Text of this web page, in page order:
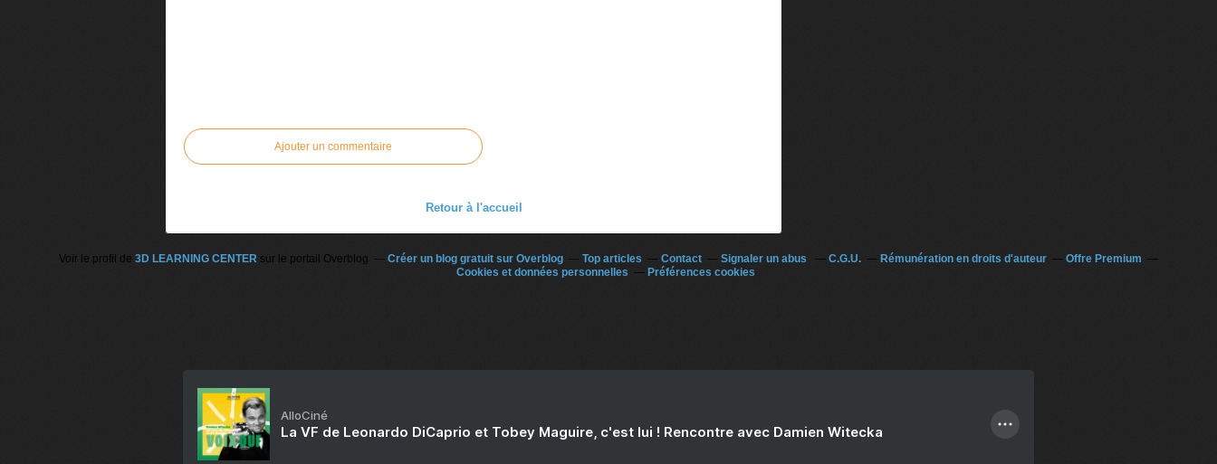
Ajouter un commentaire
Retour à l'accueil
Voir le profil de 3D LEARNING CENTER sur le portail Overblog Créer un blog gratuit sur Overblog Top articles Contact Signaler un abus C.G.U. Rémunération en droits d'auteur
Offre Premium
Cookies et données personnelles
Préférences cookies
AlloCiné
La VF de Leonardo DiCaprio et Tobey Maguire, c'est lui ! Rencontre avec Damien Witecka